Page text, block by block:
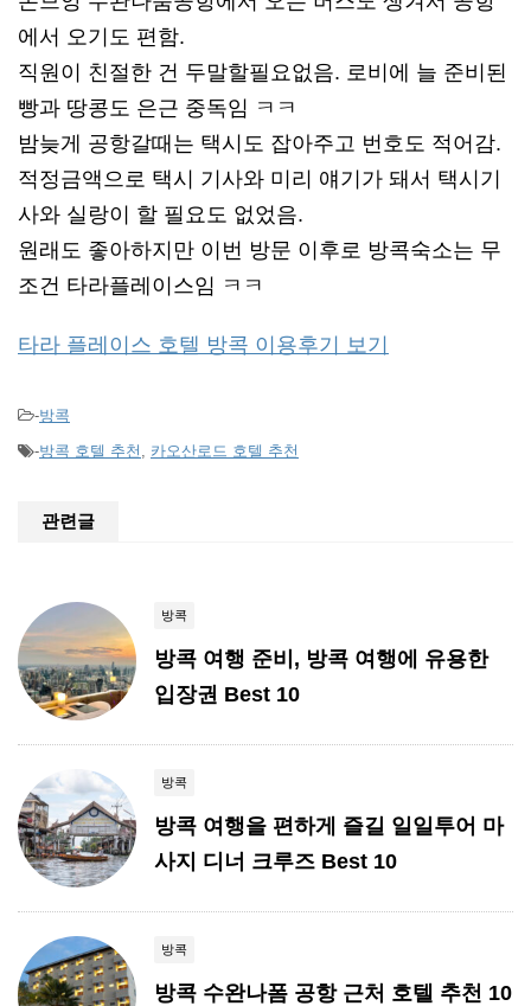
에서 오기도 편함.
직원이 친절한 건 두말할필요없음. 로비에 늘 준비된
빵과 땅콩도 은근 중독임 ㅋㅋ
밤늦게 공항갈때는 택시도 잡아주고 번호도 적어감.
적정금액으로 택시 기사와 미리 얘기가 돼서 택시기
사와 실랑이 할 필요도 없었음.
원래도 좋아하지만 이번 방문 이후로 방콕숙소는 무
조건 타라플레이스임 ㅋㅋ
타라 플레이스 호텔 방콕 이용후기 보기
-방콕
-방콕 호텔 추천 카오산로드 호텔 추천
관련글
방콕
방콕 여행 준비, 방콕 여행에 유용한
입장권 Best 10
방콕
방콕 여행을 편하게 즐길 일일투어 마
사지 디너 크루즈 Best 10
방콕
방콕 수완나폼 공항 근처 호텔 추천 10